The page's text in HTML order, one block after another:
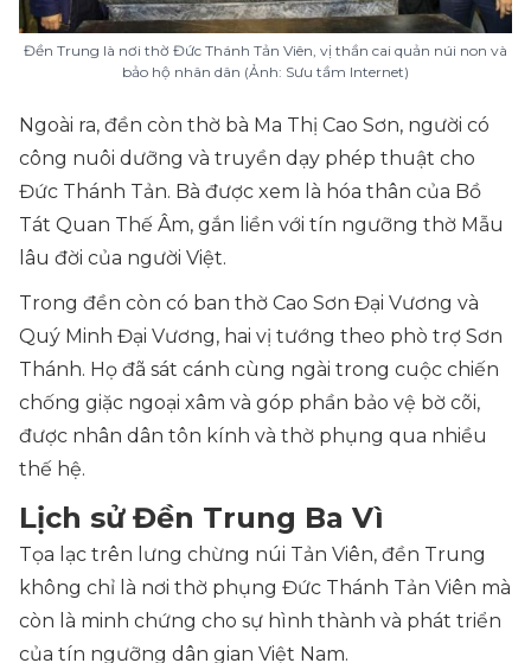
Đền Trung là nơi thờ Đức Thánh Tản Viên, vị thần cai quản núi non và
bảo hộ nhân dân (Ảnh: Sưu tầm Internet)
Ngoài ra, đền còn thờ bà Ma Thị Cao Sơn, người có
công nuôi dưỡng và truyền dạy phép thuật cho
Đức Thánh Tản. Bà được xem là hóa thân của Bồ
Tát Quan Thế Âm, gắn liền với tín ngưỡng thờ Mẫu
lâu đời của người Việt.
Trong đền còn có ban thờ Cao Sơn Đại Vương và
Quý Minh Đại Vương, hai vị tướng theo phò trợ Sơn
Thánh. Họ đã sát cánh cùng ngài trong cuộc chiến
chống giặc ngoại xâm và góp phần bảo vệ bờ cõi,
được nhân dân tôn kính và thờ phụng qua nhiều
thế hệ.
Lịch sử Đền Trung Ba Vì
Tọa lạc trên lưng chừng núi Tản Viên, đền Trung
không chỉ là nơi thờ phụng Đức Thánh Tản Viên mà
còn là minh chứng cho sự hình thành và phát triển
của tín ngưỡng dân gian Việt Nam.